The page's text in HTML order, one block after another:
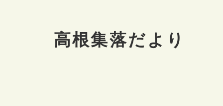
高根集落だより